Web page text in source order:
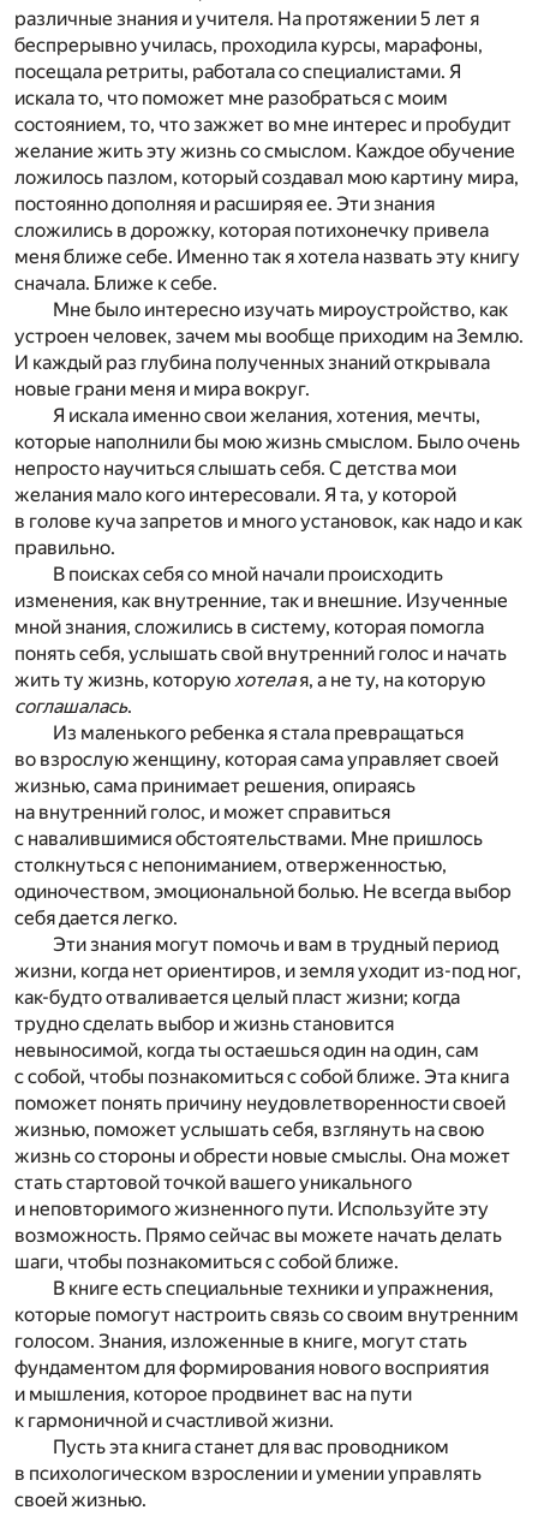
различные знания и учителя. На протяжении 5 лет я
беспрерывно училась, проходила курсы, марафоны,
посещала ретриты, работала со специалистами. Я
искала то, что поможет мне разобраться с моим
состоянием, то, что зажжет во мне интерес и пробудит
желание жить эту жизнь со смыслом. Каждое обучение
ложилось пазлом, который создавал мою картину мира,
постоянно дополняя и расширяя ее. Эти знания
сложились в дорожку, которая потихонечку привела
меня ближе себе. Именно так я хотела назвать эту книгу
сначала. Ближе к себе.
Мне было интересно изучать мироустройство, как
устроен человек, зачем мы вообще приходим на Землю.
И каждый раз глубина полученных знаний открывала
новые грани меня и мира вокруг.
Я искала именно свои желания, хотения, мечты,
которые наполнили бы мою жизнь смыслом. Было очень
непросто научиться слышать себя. С детства мои
желания мало кого интересовали. Я та, у которой
в голове куча запретов и много установок, как надо и как
правильно.
В поисках себя со мной начали происходить
изменения, как внутренние, так и внешние. Изученные
мной знания, сложились в систему, которая помогла
понять себя, услышать свой внутренний голос и начать
жить ту жизнь, которую хотелая, а не ту, на которую
соглашалась.
Из маленького ребенка я стала превращаться
во взрослую женщину, которая сама управляет своей
жизнью, сама принимает решения, опираясь
на внутренний голос, и может справиться
с навалившимися обстоятельствами. Мне пришлось
столкнуться с непониманием, отверженностью,
одиночеством, эмоциональной болью. Не всегда выбор
себя дается легко.
Эти знания могут помочь и вам в трудный период
жизни, когда нет ориентиров, и земля уходит из-под ног,
как-будто отваливается целый пласт жизни; когда
трудно сделать выбор и жизнь становится
невыносимой, когда ты остаешься один на один, сам
с собой, чтобы познакомиться с собой ближе. Эта книга
поможет понять причину неудовлетворенности своей
жизнью, поможет услышать себя, взглянуть на свою
жизнь со стороны и обрести новые смыслы. Она может
стать стартовой точкой вашего уникального
и неповторимого жизненного пути. Используйте эту
возможность. Прямо сейчас вы можете начать делать
шаги, чтобы познакомиться с собой ближе.
В книге есть специальные техники и упражнения,
которые помогут настроить связь со своим внутренним
голосом. Знания, изложенные в книге, могут стать
фундаментом для формирования нового восприятия
и мышления, которое продвинет вас на пути
к гармоничной и счастливой жизни.
Пусть эта книга станет для вас проводником
в психологическом взрослении и умении управлять
своей жизнью.